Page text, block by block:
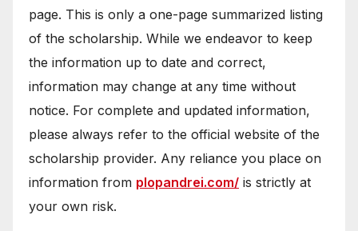
page. This is only a one-page summarized listing
of the scholarship. While we endeavor to keep
the information up to date and correct,
information may change at any time without
notice. For complete and updated information,
please always refer to the official website of the
scholarship provider. Any reliance you place on
information from plopandrei.com/ is strictly at
your own risk.